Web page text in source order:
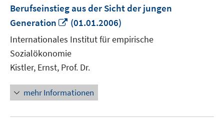
Berufseinstieg aus der Sicht der jungen
Generation
In
neuem
Fenster
öffnen
(01.01.2006)
Internationales Institut für empirische
Sozialökonomie
Kistler, Ernst, Prof. Dr.
mehr Informationen